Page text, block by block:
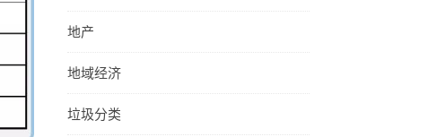
地产
地域经济
垃圾分类